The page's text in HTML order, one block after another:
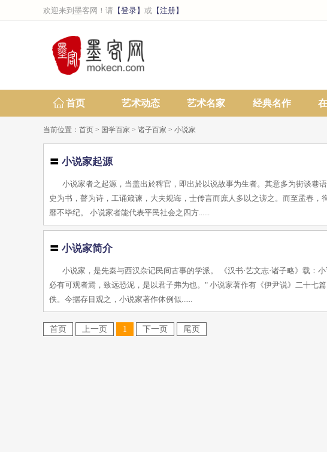
欢迎来到墨客网！请 【登录】 或 【注册】
首页 艺术动态 艺术名家 经典名作
当前位置： 首页 > 国学百家 > 诸子百家 > 小说家
〓小说家起源
小说家者之起源，当盖出於稗官，即出於以说故事为生者。其意多为街谈巷
史为书，瞽为诗，工诵箴谏，大夫规诲，士传言而庶人多以之谤之。而至孟春
靡不毕纪。 小说家者能代表平民社会之四方......
〓小说家简介
小说家，是先秦与西汉杂记民间古事的学派。 《汉书·艺文志·诸子略》载：
必有可观者焉，致远恐泥，是以君子弗为也。" 小说家著作有《伊尹说》二十七
佚。今据存目观之，小说家著作体例似......
首页 上一页 1 下一页 尾页